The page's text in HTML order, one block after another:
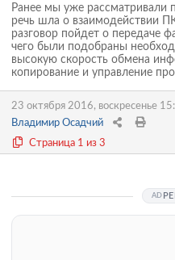
Ранее мы уже рассматривали
речь шла о взаимодействии
разговор пойдет о передаче
чего были подобраны
высокую скорость обмена
копирование и управление
23 октября 2016, воскресенье
Владимир Осадчий
Страница 1 из 3